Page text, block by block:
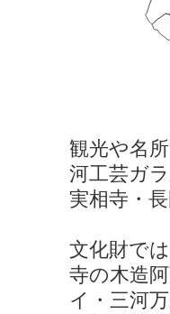
観光や名
河工芸ガ
実相寺・
文化財で
寺の木造
イ・三河